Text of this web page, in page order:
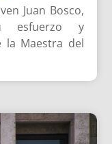
Juan Bosco,
esfuerzo y
la Maestra del